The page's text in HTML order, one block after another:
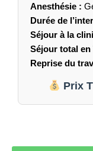
Anesthésie :
Durée de
Séjour à la
Séjour total en
Reprise du
Prix